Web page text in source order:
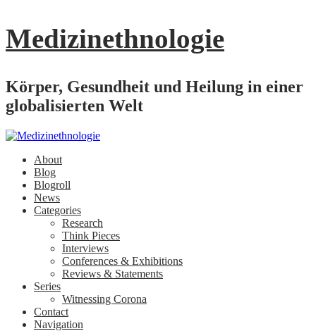
Medizinethnologie
Körper, Gesundheit und Heilung in einer
globalisierten Welt
About
Blog
Blogroll
News
Categories
Research
Think Pieces
Interviews
Conferences & Exhibitions
Reviews & Statements
Series
Witnessing Corona
Contact
Navigation